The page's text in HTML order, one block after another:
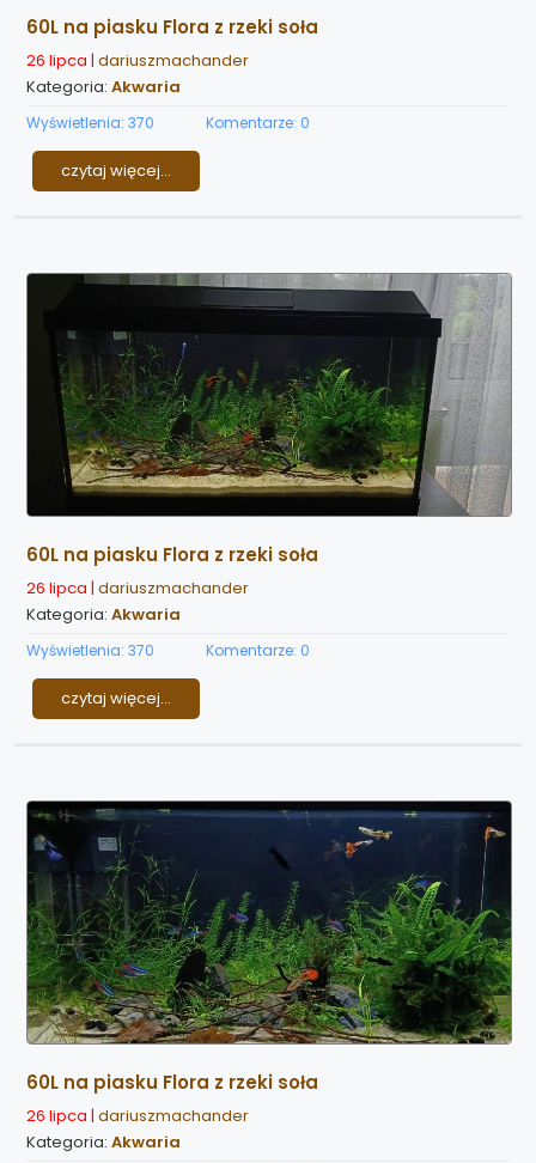
60L na piasku Flora z rzeki soła
26 lipca | dariuszmachander
Kategoria: Akwaria
Wyświetlenia: 370 Komentarze: 0
czytaj więcej...
60L na piasku Flora z rzeki soła
26 lipca | dariuszmachander
Kategoria: Akwaria
Wyświetlenia: 370 Komentarze: 0
czytaj więcej...
60L na piasku Flora z rzeki soła
26 lipca | dariuszmachander
Kategoria: Akwaria